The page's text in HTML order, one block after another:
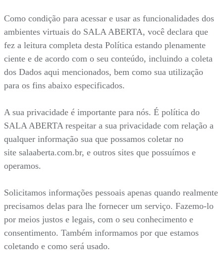
Como condição para acessar e usar as funcionalidades dos
ambientes virtuais do SALA ABERTA, você declara que
fez a leitura completa desta Política estando plenamente
ciente e de acordo com o seu conteúdo, incluindo a coleta
dos Dados aqui mencionados, bem como sua utilização
para os fins abaixo especificados.
A sua privacidade é importante para nós. É política do
SALA ABERTA respeitar a sua privacidade com relação a
qualquer informação sua que possamos coletar no
site salaaberta.com.br, e outros sites que possuímos e
operamos.
Solicitamos informações pessoais apenas quando realmente
precisamos delas para lhe fornecer um serviço. Fazemo-lo
por meios justos e legais, com o seu conhecimento e
consentimento. Também informamos por que estamos
coletando e como será usado.